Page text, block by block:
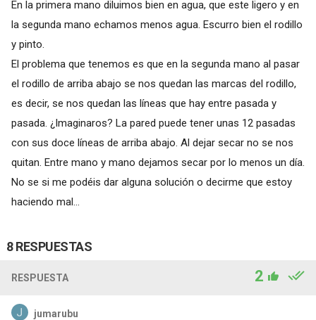
En la primera mano diluimos bien en agua, que este ligero y en
la segunda mano echamos menos agua. Escurro bien el rodillo
y pinto.
El problema que tenemos es que en la segunda mano al pasar
el rodillo de arriba abajo se nos quedan las marcas del rodillo,
es decir, se nos quedan las líneas que hay entre pasada y
pasada. ¿Imaginaros? La pared puede tener unas 12 pasadas
con sus doce líneas de arriba abajo. Al dejar secar no se nos
quitan. Entre mano y mano dejamos secar por lo menos un día.
No se si me podéis dar alguna solución o decirme que estoy
haciendo mal...
8 RESPUESTAS
RESPUESTA 2
jumarubu